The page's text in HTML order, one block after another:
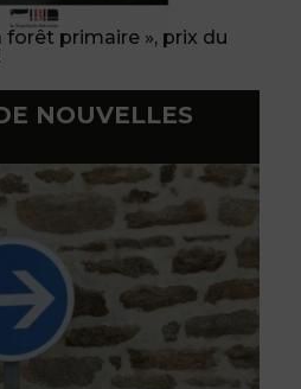
forêt primaire », prix du
NOUVELLES